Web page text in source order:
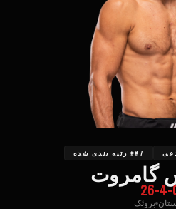
##7 رتبه بندی شده
گامروت
26-4-
بروئک